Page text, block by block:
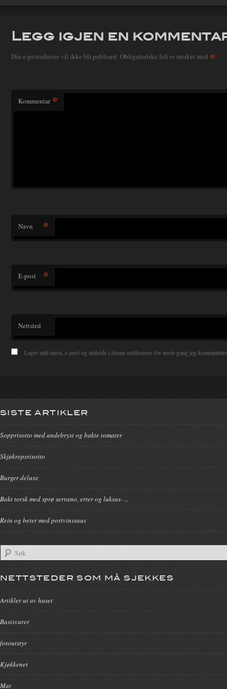
Legg igjen en
Din e-postadresse vil ikke bli publisert. Obligatoriske felt er merket med *
Kommentar *
Navn *
E-post *
Nettsted
Lagre mitt navn, e-post og nettside i denne nettleseren for neste gang jeg
SISTE ARTIKLER
Sopprisotto med andebryst og bakte tomater
Skjøkrepsrisotto
Burger deluxe
Bakt torsk med sprø serrano, erter og luksus- ...
Rein og beter med portvinssaus
NETTSTEDER SOM MÅ SJEKKES
Artikler ut av huset
Basisvarer
fotoutstyr
Kjøkkenet
Mat